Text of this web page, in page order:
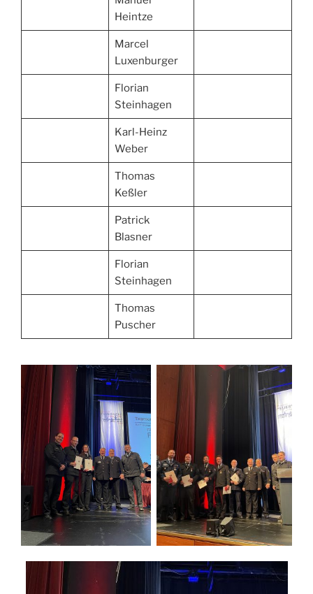
Heintze
Marcel
Luxenburger
Florian
Steinhagen
Karl-Heinz
Weber
Thomas
Keßler
Patrick
Blasner
Florian
Steinhagen
Thomas
Puscher